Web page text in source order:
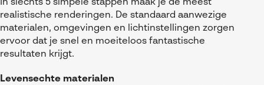
In slechts 5 simpele stappen maak je de meest
realistische renderingen. De standaard aanwezige
materialen, omgevingen en lichtinstellingen zorgen
ervoor dat je snel en moeiteloos fantastische
resultaten krijgt.
Levensechte materialen